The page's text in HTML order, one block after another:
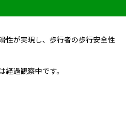
性が実現し、歩行者の歩行安全性
経過観察中です。